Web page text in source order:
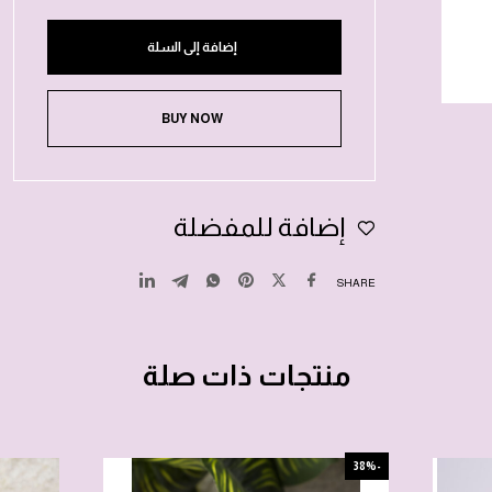
إضافة إلى السلة
BUY NOW
إضافة للمفضلة
SHARE
منتجات ذات صلة
-38%